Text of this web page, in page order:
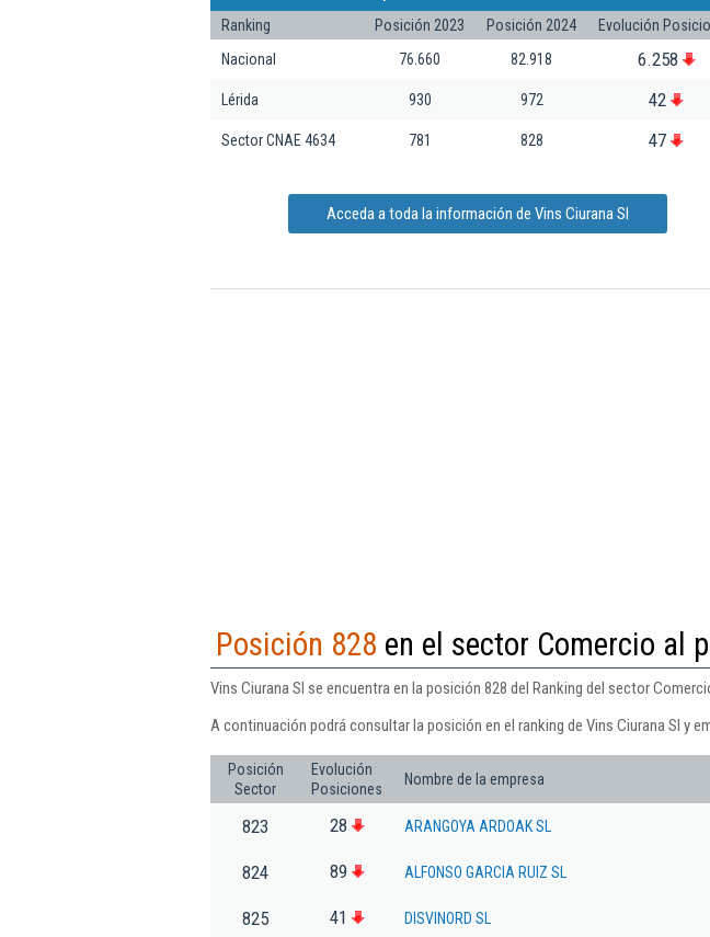
Ranking Posición 2023 Posición 2024
Evolución
Nacional
76.660 82.918 6.258
Lérida 930 972 42
Sector CNAE 4634 781 828 47
Acceda a toda la información de Vins Ciurana Sl
Posición 828 en el sector Comercio al
Vins Ciurana Sl se encuentra en la posición 828 del Ranking del sector
A continuación podrá consultar la posición en el ranking de Vins Ciurana Sl y
Posición
Sector
Evolución
Posiciones
Nombre de la empresa
823 28 ARANGOYA ARDOAK SL
824 89 ALFONSO GARCIA RUIZ SL
825 41 DISVINORD SL